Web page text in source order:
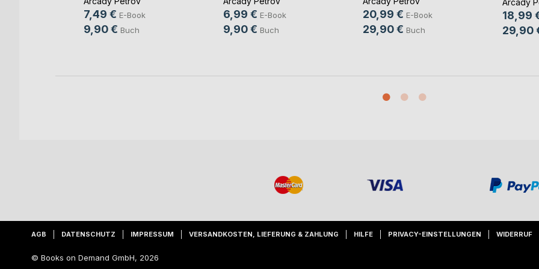
7,49 € E-Book
9,90 € Buch
6,99 € E-Book
9,90 € Buch
20,99 € E-Book
29,90 € Buch
Arcady
18,99
29,90
AGB DATENSCHUTZ IMPRESSUM VERSANDKOSTEN, LIEFERUNG & ZAHLUNG HILFE PRIVACY-EINSTELLUNGEN WIDERRUF
© Books on Demand GmbH, 2026